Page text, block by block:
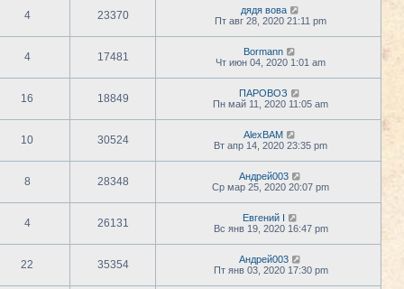
4 23370
дядя вова
Пт авг 28, 2020 21:11 pm
4 17481
Bormann
Чт июн 04, 2020 1:01 am
16 18849
ПАРОВОЗ
Пн май 11, 2020 11:05 am
10 30524
AlexBAM
Вт апр 14, 2020 23:35 pm
8 28348
Андрей003
Ср мар 25, 2020 20:07 pm
4 26131
Евгений I
Вс янв 19, 2020 16:47 pm
22 35354
Андрей003
Пт янв 03, 2020 17:30 pm